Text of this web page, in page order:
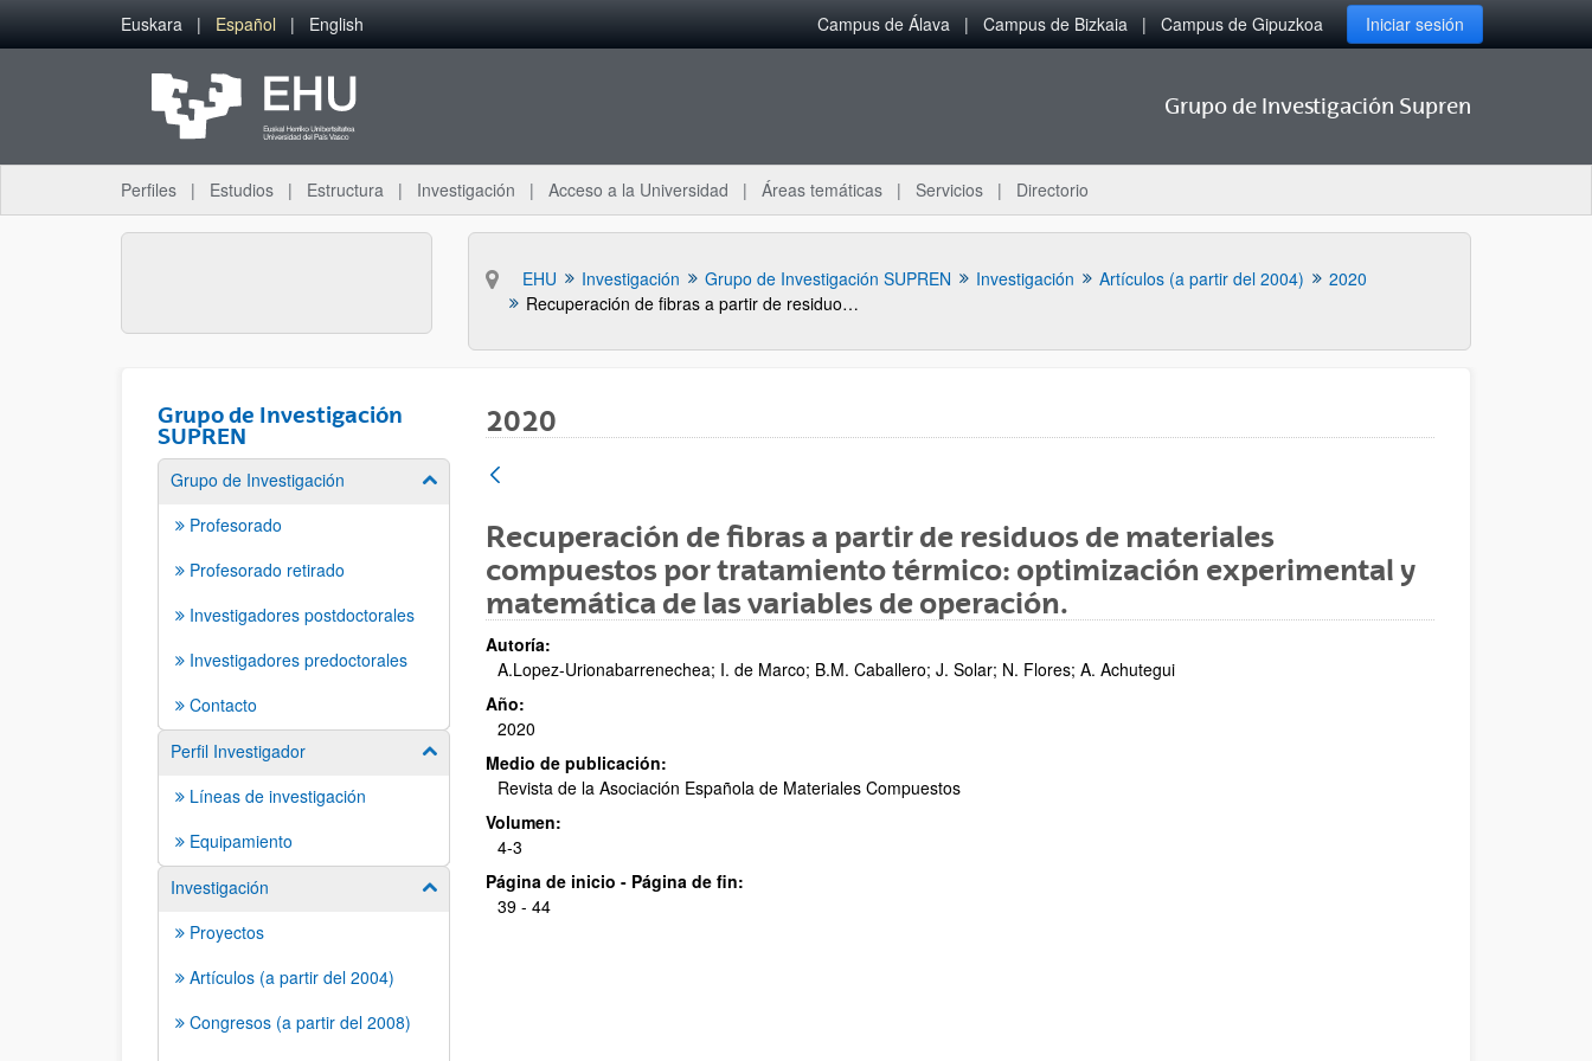
Saltar al contenido principal
Euskara Español English Campus de Álava Campus de Bizkaia Campus de Gipuzkoa Iniciar sesión
Grupo de Investigación Supren
Perfiles Estudios Estructura Investigación Acceso a la Universidad Áreas temáticas Servicios Directorio
EHU Investigación Grupo de Investigación SUPREN Investigación Artículos (a partir del 2004)
2020
Recuperación de fibras a partir de residuos de materiales compuestos por tratamiento térmico: optimización experimental y matemática de las variables de operación.
Grupo de Investigación
SUPREN
Grupo de Investigación Mostrar/ocultar subpáginas
Profesorado
Profesorado retirado
Investigadores postdoctorales
Investigadores predoctorales
Contacto
Perfil Investigador
Mostrar/ocultar subpáginas
Líneas de investigación
Equipamiento
Investigación
Mostrar/ocultar subpáginas
Proyectos
Artículos (a partir del 2004)
Congresos (a partir del 2008)
2020
Recuperación de fibras a partir de residuos de materiales
compuestos por tratamiento térmico: optimización experimental y
matemática de las variables de operación.
Autoría:
A.Lopez-Urionabarrenechea; I. de Marco; B.M. Caballero; J. Solar; N. Flores; A. Achutegui
Año:
2020
Medio de publicación:
Revista de la Asociación Española de Materiales Compuestos
Volumen:
4-3
Página de inicio - Página de fin:
39 - 44